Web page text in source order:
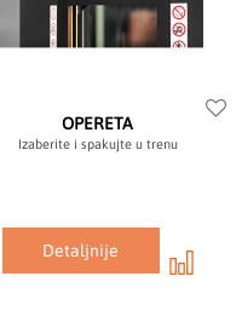
OPERETA
Izaberite i spakujte u trenu
Detaljnije